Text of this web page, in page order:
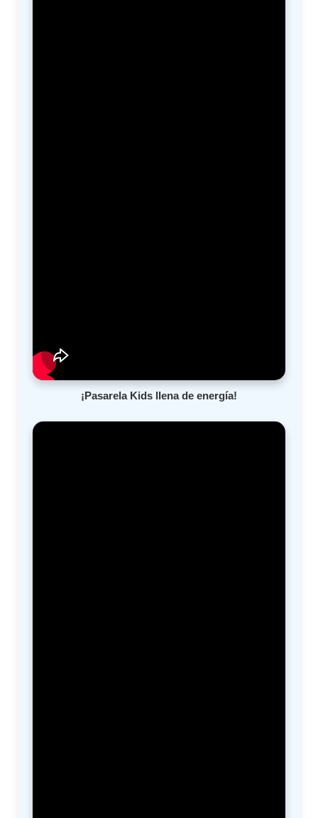
¡Pasarela Kids llena de energía!